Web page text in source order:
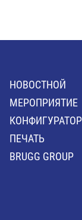
HОВОСТНОЙ
MЕРОПРИЯТИЕ
КОНФИГУРАТОР
ПЕЧАТЬ
BRUGG GROUP